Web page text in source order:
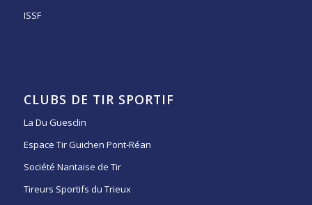
ISSF
CLUBS DE TIR SPORTIF
La Du Guesclin
Espace Tir Guichen Pont-Réan
Société Nantaise de Tir
Tireurs Sportifs du Trieux